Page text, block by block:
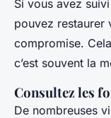
Si vous avez
pouvez restaurer
compromise.
c’est souvent la
Consultez les
De nombreuses